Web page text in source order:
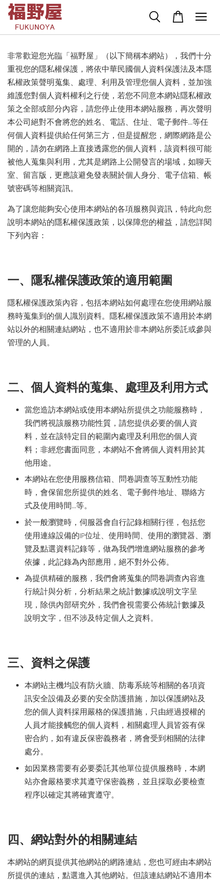
非常歡迎您光臨「福野屋」（以下簡稱本網站），我們十分
重視您的隱私權保護，將依中華民國個人資料保護法及本隱
私權政策聲明蒐集、處理、利用及管理您個人資料，並加強
維護您對個人資料權利之行使，若您不同意本網站隱私權政
策之全部或部分內容，請您停止使用本網站服務，再次聲明
本公司絕對不會將您的姓名、電話、住址、電子郵件...等任
何個人資料提供給任何第三方，但是提醒您，網際網路是公
開的，請勿在網路上直接透露您的個人資料，該資料很可能
被他人蒐集與利用，尤其是網路上公開發言的場域，如聊天
室、留言版，更應該避免發表關於個人身分、電子信箱、帳
號密碼等相關資訊。
為了讓您能夠安心使用本網站的各項服務與資訊，特此向您
說明本網站的隱私權保護政策，以保障您的權益，請您詳閱
下列內容：
一、隱私權保護政策的適用範圍
隱私權保護政策內容，包括本網站如何處理在您使用網站服
務時蒐集到的個人識別資料。隱私權保護政策不適用於本網
站以外的相關連結網站，也不適用於非本網站所委託或參與
管理的人員。
二、個人資料的蒐集、處理及利用方式
當您造訪本網站或使用本網站所提供之功能服務時，
我們將視該服務功能性質，請您提供必要的個人資
料，並在該特定目的範圍內處理及利用您的個人資
料；非經您書面同意，本網站不會將個人資料用於其
他用途。
本網站在您使用服務信箱、問卷調查等互動性功能
時，會保留您所提供的姓名、電子郵件地址、聯絡方
式及使用時間...等。
於一般瀏覽時，伺服器會自行記錄相關行徑，包括您
使用連線設備的IP位址、使用時間、使用的瀏覽器、瀏
覽及點選資料記錄等，做為我們增進網站服務的參考
依據，此記錄為內部應用，絕不對外公佈。
為提供精確的服務，我們會將蒐集的問卷調查內容進
行統計與分析，分析結果之統計數據或說明文字呈
現，除供內部研究外，我們會視需要公佈統計數據及
說明文字，但不涉及特定個人之資料。
三、資料之保護
本網站主機均設有防火牆、防毒系統等相關的各項資
訊安全設備及必要的安全防護措施，加以保護網站及
您的個人資料採用嚴格的保護措施，只由經過授權的
人員才能接觸您的個人資料，相關處理人員皆簽有保
密合約，如有違反保密義務者，將會受到相關的法律
處分。
如因業務需要有必要委託其他單位提供服務時，本網
站亦會嚴格要求其遵守保密義務，並且採取必要檢查
程序以確定其將確實遵守。
四、網站對外的相關連結
本網站的網頁提供其他網站的網路連結，您也可經由本網站
所提供的連結，點選進入其他網站。但該連結網站不適用本